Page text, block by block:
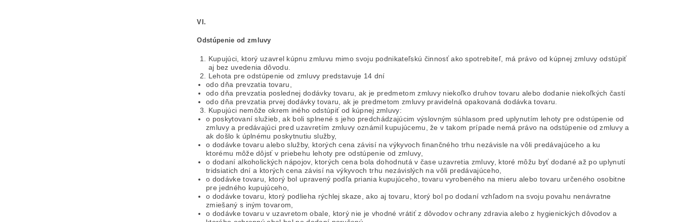
VI.
Odstúpenie od zmluvy
Kupujúci, ktorý uzavrel kúpnu zmluvu mimo svoju podnikateľskú činnosť ako spotrebiteľ, má právo od kúpnej zmluvy odstúpiť
aj bez uvedenia dôvodu.
Lehota pre odstúpenie od zmluvy predstavuje 14 dní
odo dňa prevzatia tovaru,
odo dňa prevzatia poslednej dodávky tovaru, ak je predmetom zmluvy niekoľko druhov tovaru alebo dodanie niekoľkých častí
odo dňa prevzatia prvej dodávky tovaru, ak je predmetom zmluvy pravidelná opakovaná dodávka tovaru.
Kupujúci nemôže okrem iného odstúpiť od kúpnej zmluvy:
o poskytovaní služieb, ak boli splnené s jeho predchádzajúcim výslovným súhlasom pred uplynutím lehoty pre odstúpenie od
zmluvy a predávajúci pred uzavretím zmluvy oznámil kupujúcemu, že v takom prípade nemá právo na odstúpenie od zmluvy a
ak došlo k úplnému poskytnutiu služby,
o dodávke tovaru alebo služby, ktorých cena závisí na výkyvoch finančného trhu nezávisle na vôli predávajúceho a ku
ktorému môže dôjsť v priebehu lehoty pre odstúpenie od zmluvy,
o dodaní alkoholických nápojov, ktorých cena bola dohodnutá v čase uzavretia zmluvy, ktoré môžu byť dodané až po uplynutí
tridsiatich dní a ktorých cena závisí na výkyvoch trhu nezávislých na vôli predávajúceho,
o dodávke tovaru, ktorý bol upravený podľa priania kupujúceho, tovaru vyrobeného na mieru alebo tovaru určeného osobitne
pre jedného kupujúceho,
o dodávke tovaru, ktorý podlieha rýchlej skaze, ako aj tovaru, ktorý bol po dodaní vzhľadom na svoju povahu nenávratne
zmiešaný s iným tovarom,
o dodávke tovaru v uzavretom obale, ktorý nie je vhodné vrátiť z dôvodov ochrany zdravia alebo z hygienických dôvodov a